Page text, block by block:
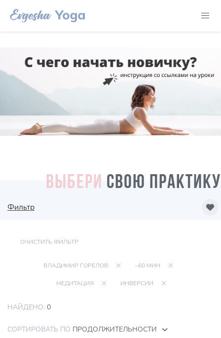
ВЫБЕРИ СВОЮ ПРАКТИКУ
Фильтр
ОЧИСТИТЬ ФИЛЬТР
ВЛАДИМИР ГОРЕЛОВ ~60 МИН
МЕДИТАЦИЯ ИНВЕРСИИ
НАЙДЕНО: 0
СОРТИРОВАТЬ ПО ПРОДОЛЖИТЕЛЬНОСТИ